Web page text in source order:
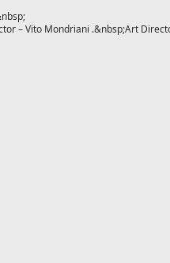
– Vito Mondriani .&nbsp;Art